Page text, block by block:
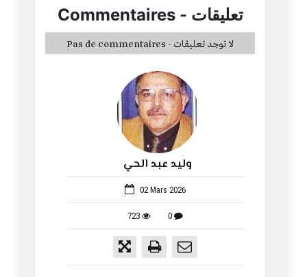
وليد عبد الحي
02 Mars 2026
723 0
Commentaires- تعليقات
Pas de commentaires - لا توجد تعليقات